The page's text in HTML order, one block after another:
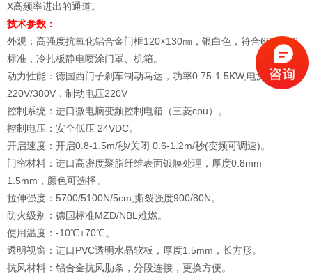
X高频率进出的通道。
技术参数：
外观：高强度抗氧化铝合金门框120×130㎜，银白色，符合6063-T6
标准，冷扎板静电喷涂门罩、机箱。
动力性能：德国西门子刹车制动马达，功率0.75-1.5KW,电源
220V/380V，制动电压220V
控制系统：进口微电脑变频控制电箱（三菱cpu）。
控制电压：安全低压 24VDC。
开启速度：开启0.8-1.5m/秒/关闭 0.6-1.2m/秒(变频可调速)。
门帘材料：进口高密度聚脂纤维表面镀膜处理，厚度0.8mm-
1.5mm，颜色可选择。
拉伸强度：5700/5100N/5cm,撕裂强度900/80N。
防火级别：德国标准MZD/NBL难燃。
使用温度：-10℃+70℃。
透明视窗：进口PVC透明水晶软板，厚度1.5mm，长方形。
抗风材料：铝合金抗风肋条，分段连接，更换方便。